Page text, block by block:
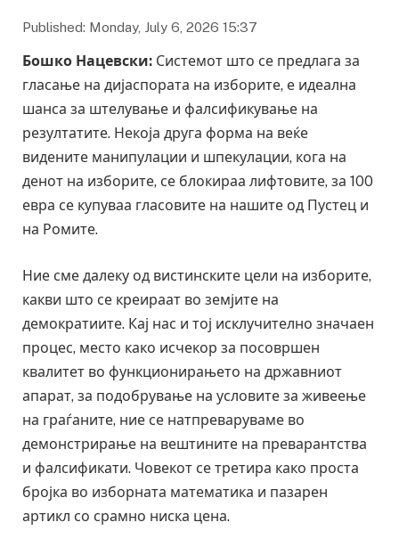
Published: Monday, July 6, 2026 15:37
Бошко Нацевски: Системот што се предлага за
гласање на дијаспората на изборите, е идеална
шанса за штелување и фалсификување на
резултатите. Некоја друга форма на веќе
видените манипулации и шпекулации, кога на
денот на изборите, се блокираа лифтовите, за 100
евра се купуваа гласовите на нашите од Пустец и
на Ромите.
Ние сме далеку од вистинските цели на изборите,
какви што се креираат во земјите на
демократиите. Кај нас и тој исклучително значаен
процес, место како исчекор за посовршен
квалитет во функционирањето на државниот
апарат, за подобрување на условите за живеење
на граѓаните, ние се натпреваруваме во
демонстрирање на вештините на преварантства
и фалсификати. Човекот се третира како проста
бројка во изборната математика и пазарен
артикл со срамно ниска цена.